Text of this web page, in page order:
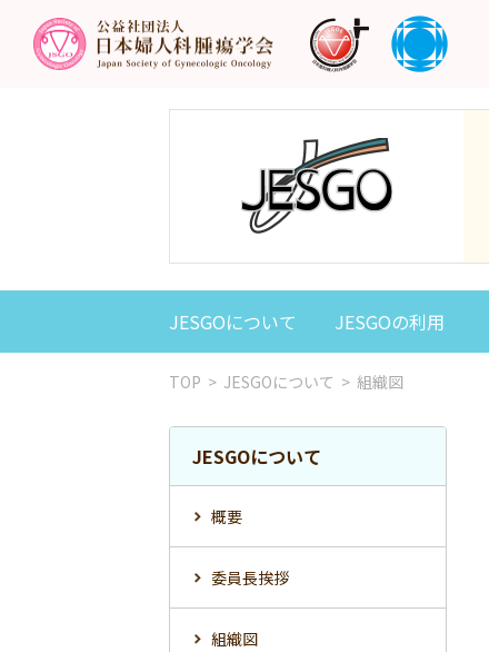
JESGOについて JESGOの利用
TOP > JESGOについて > 組織図
JESGOについて
概要
委員長挨拶
組織図